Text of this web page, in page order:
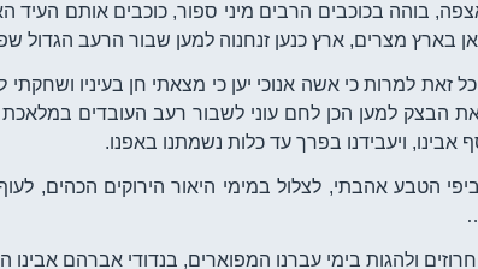
בוהה בכוכבים הרבים מיני ספור, כוכבים אותם העיד
בארץ מצרים, ארץ כנען זנחנוה למען שבור הרעב הגדול
זאת למרות כי אשה אנוכי יען כי מצאתי חן בעיניו ושחקתי
את הבצק למען הכן לחם עוני לשבור רעב העובדים
אבינו, ויעבידנו בפרך עד כלות נשמתנו באפנו.
ביפי הטבע אהבתי, לצלול במימי היאור הירוקים הכהים,
ולהגות בימי עברנו המפוארים, בנדודי אברהם אבינו